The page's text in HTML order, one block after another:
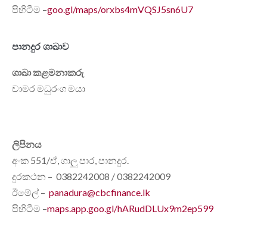
පිහිටීම –goo.gl/maps/orxbs4mVQSJ5sn6U7
පානදුර ශාඛාව
ශාඛා කළමනාකරු
චාමර මධුරංග මයා
ලිපිනය
අංක 551/ඒ, ගාලු පාර, පානදුර.
දුරකථන – 0382242008 / 0382242009
ඊමේල් – panadura@cbcfinance.lk
පිහිටීම –maps.app.goo.gl/hARudDLUx9m2ep599